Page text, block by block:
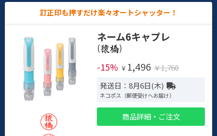
訂正印も押すだけ楽々オートシャッター！
ネーム6キャプレ
(
)
-15% ￥ 1,496 ￥1,760
発送日：8月6日(木)
ネコポス（郵便受けへお届け）
商品詳細・ご注文